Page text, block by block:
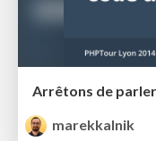
marekkalnik